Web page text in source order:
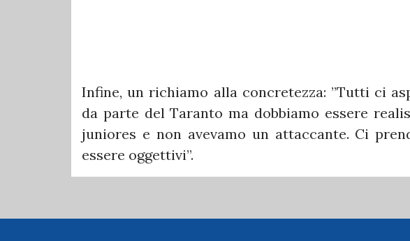
Infine, un richiamo alla concretezza: ”Tutti ci
da parte del Taranto ma dobbiamo essere
juniores e non avevamo un attaccante. Ci
essere oggettivi”.